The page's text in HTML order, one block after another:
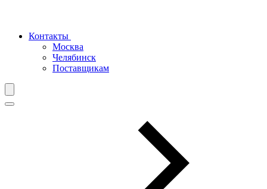
Контакты
Москва
Челябинск
Поставщикам